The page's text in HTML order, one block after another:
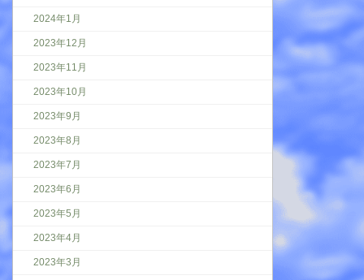
2024年1月
2023年12月
2023年11月
2023年10月
2023年9月
2023年8月
2023年7月
2023年6月
2023年5月
2023年4月
2023年3月